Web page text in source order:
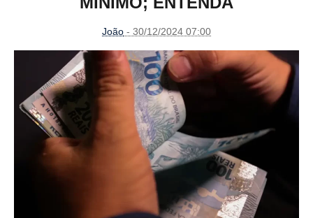
João - 30/12/2024 07:00